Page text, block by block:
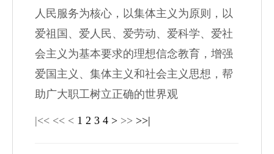
人民服务为核心，以集体主义为原则，以
爱祖国、爱人民、爱劳动、爱科学、爱社
会主义为基本要求的理想信念教育，增强
爱国主义、集体主义和社会主义思想，帮
助广大职工树立正确的世界观
|<< << < 1 2 3 4 > >> >>|